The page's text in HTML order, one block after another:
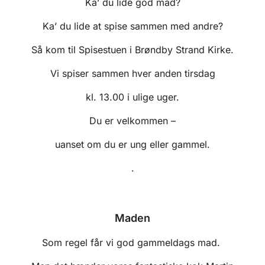
Ka’ du lide at spise sammen med andre?
Så kom til Spisestuen i Brøndby Strand Kirke.
Vi spiser sammen hver anden tirsdag
kl. 13.00 i ulige uger.
Du er velkommen –
uanset om du er ung eller gammel.
.
Maden
Som regel får vi god gammeldags mad.